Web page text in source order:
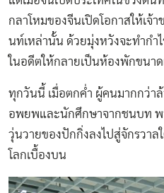
กลาโหมของจีนเปิดโอกาสให้เจ้
นท์เหล่านั้น ด้วยมุ่งหวังจะทำกำ
ในอดีตให้กลายเป็นห้องพักขนาด
ทุกวันนี้ เมื่อตกค่ำ ผู้คนมากกว่า
อพยพและนักศึกษาจากชนบท
วุ่นวายของปักกิ่งลงไปสู่จักรวา
โลกเบื้องบน